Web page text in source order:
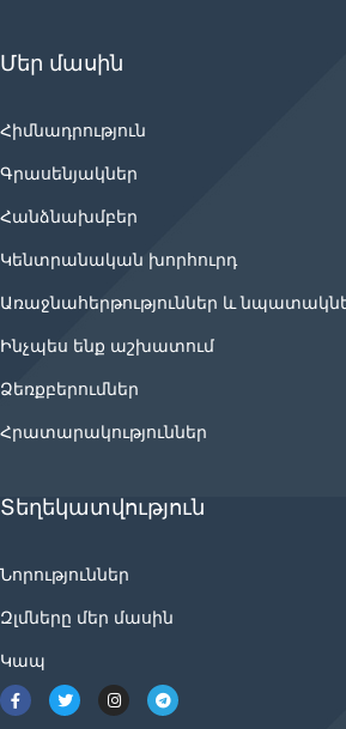
Մեր մասին
Հիմնադրություն
Գրասենյակներ
Հանձնախմբեր
Կենտրանական խորհուրդ
Առաջնահերթություններ և
Ինչպես ենք աշխատում
Ձեռքբերումներ
Հրատարակություններ
Տեղեկատվություն
Նորություններ
Զլմները մեր մասին
Կապ